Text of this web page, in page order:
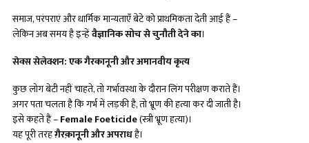
समाज, परंपराएं और धार्मिक मान्यताएँ बेटे को प्राथमिकता देती आई हैं –
लेकिन अब समय है इन्हेंवैज्ञानिक सोच से चुनौती देने का।
सेक्स सेलेक्शन: एक गैरकानूनी और अमानवीय कृत्य
कुछ लोग बेटी नहीं चाहते, तो गर्भावस्था के दौरान लिंग परीक्षण कराते हैं।
अगर पता चलता है कि गर्भ में लड़की है, तो भ्रूण की हत्या कर दी जाती है।
इसे कहते हैं –Female Foeticide(स्त्री भ्रूण हत्या)।
यह पूरी तरहग़ैरक़ानूनी और अपराधहै।